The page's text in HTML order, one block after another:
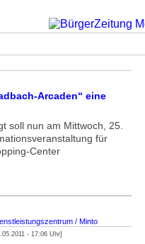
Arcaden“ eine
soll nun am Mittwoch, 25.
für
Center
/ Minto
- 17:06 Uhr]